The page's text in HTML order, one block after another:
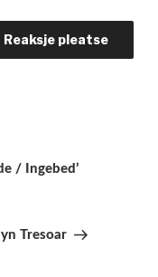
/ Ingebed’
Tresoar